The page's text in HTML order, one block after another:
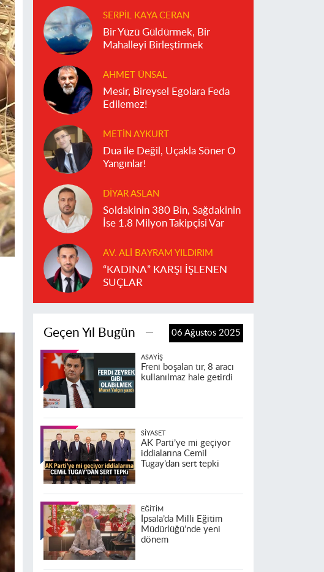
SERPIL KAYA CERAN
Bir Yüzü Güldürmek, Bir
Mahalleyi Birleştirmek
AHMET ÜNSAL
Mesir, Bireysel Egolara Feda
Edilemez!
METIN AYKURT
Dua ile Değil, Uçakla Söner O
Yangınlar!
DIYAR ASLAN
Soldakinin 380 Bin, Sağdakinin
İse 1.8 Milyon Takipçisi Var
AV. ALI BAYRAM YILDIRIM
“KADINA” KARŞI İŞLENEN
SUÇLAR
Geçen Yıl Bugün 06 Ağustos 2025
ASAYIŞ
Freni boşalan tır, 8 aracı
kullanılmaz hale getirdi
SIYASET
AK Parti’ye mi geçiyor
iddialarına Cemil
Tugay’dan sert tepki
EĞITIM
İpsala’da Milli Eğitim
Müdürlüğü’nde yeni
dönem